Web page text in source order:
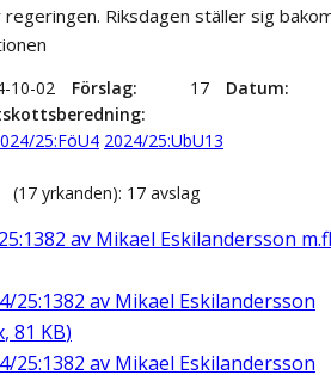
Riksdagen ställer sig
10-02 Förslag 17
Datum
25:FöU4 2024/25:UbU13
(17 yrkanden): 17 avslag
av Mikael Eskilandersson
25:1382 av Mikael Eskilandersson
, 81 KB)
25:1382 av Mikael Eskilandersson